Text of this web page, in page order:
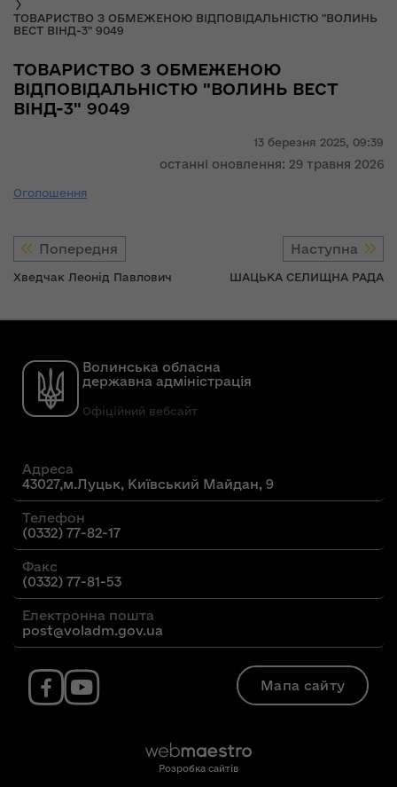
ТОВАРИСТВО З ОБМЕЖЕНОЮ ВІДПОВІДАЛЬНІСТЮ "ВОЛИНЬ
ВЕСТ ВІНД-3" 9049
13 березня 2025, 09:39
останні оновлення: 29 травня 2026
ТОВАРИСТВО З ОБМЕЖЕНОЮ
ВІДПОВІДАЛЬНІСТЮ "ВОЛИНЬ ВЕСТ
ВІНД-3" 9049
Оголошення
Попередня
Хведчак Леонід Павлович
Наступна
ШАЦЬКА СЕЛИЩНА РАДА
Волинська обласна
державна адміністрація
Офіційний вебсайт
Адреса
43027,м.Луцьк, Київський Майдан, 9
Телефон
(0332) 77-82-17
Факс
(0332) 77-81-53
Електронна пошта
post@voladm.gov.ua
Мапа сайту
Розробка сайтів